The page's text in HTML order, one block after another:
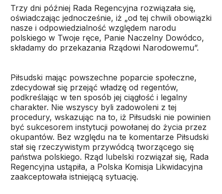
Trzy dni później Rada Regencyjna rozwiązała się,
oświadczając jednocześnie, iż „od tej chwili obowiązki
nasze i odpowiedzialność względem narodu
polskiego w Twoje ręce, Panie Naczelny Dowódco,
składamy do przekazania Rządowi Narodowemu”.
Piłsudski mając powszechne poparcie społeczne,
zdecydował się przejąć władzę od regentów,
podkreślając w ten sposób jej ciągłość i legalny
charakter. Nie wszyscy byli zadowoleni z tej
procedury, wskazując na to, iż Piłsudski nie powinien
być sukcesorem instytucji powołanej do życia przez
okupantów. Bez względu na te komentarze Piłsudski
stał się rzeczywistym przywódcą tworzącego się
państwa polskiego. Rząd lubelski rozwiązał się, Rada
Regencyjna ustąpiła, a Polska Komisja Likwidacyjna
zaakceptowała istniejącą sytuację.